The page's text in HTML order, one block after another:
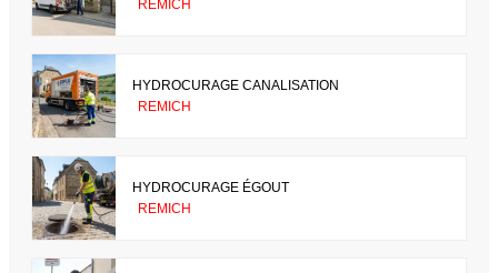
REMICH
HYDROCURAGE CANALISATION
REMICH
HYDROCURAGE ÉGOUT
REMICH